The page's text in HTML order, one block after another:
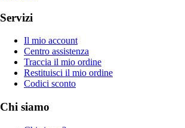
Servizi
Il mio account
Centro assistenza
Traccia il mio ordine
Restituisci il mio ordine
Codici sconto
Chi siamo